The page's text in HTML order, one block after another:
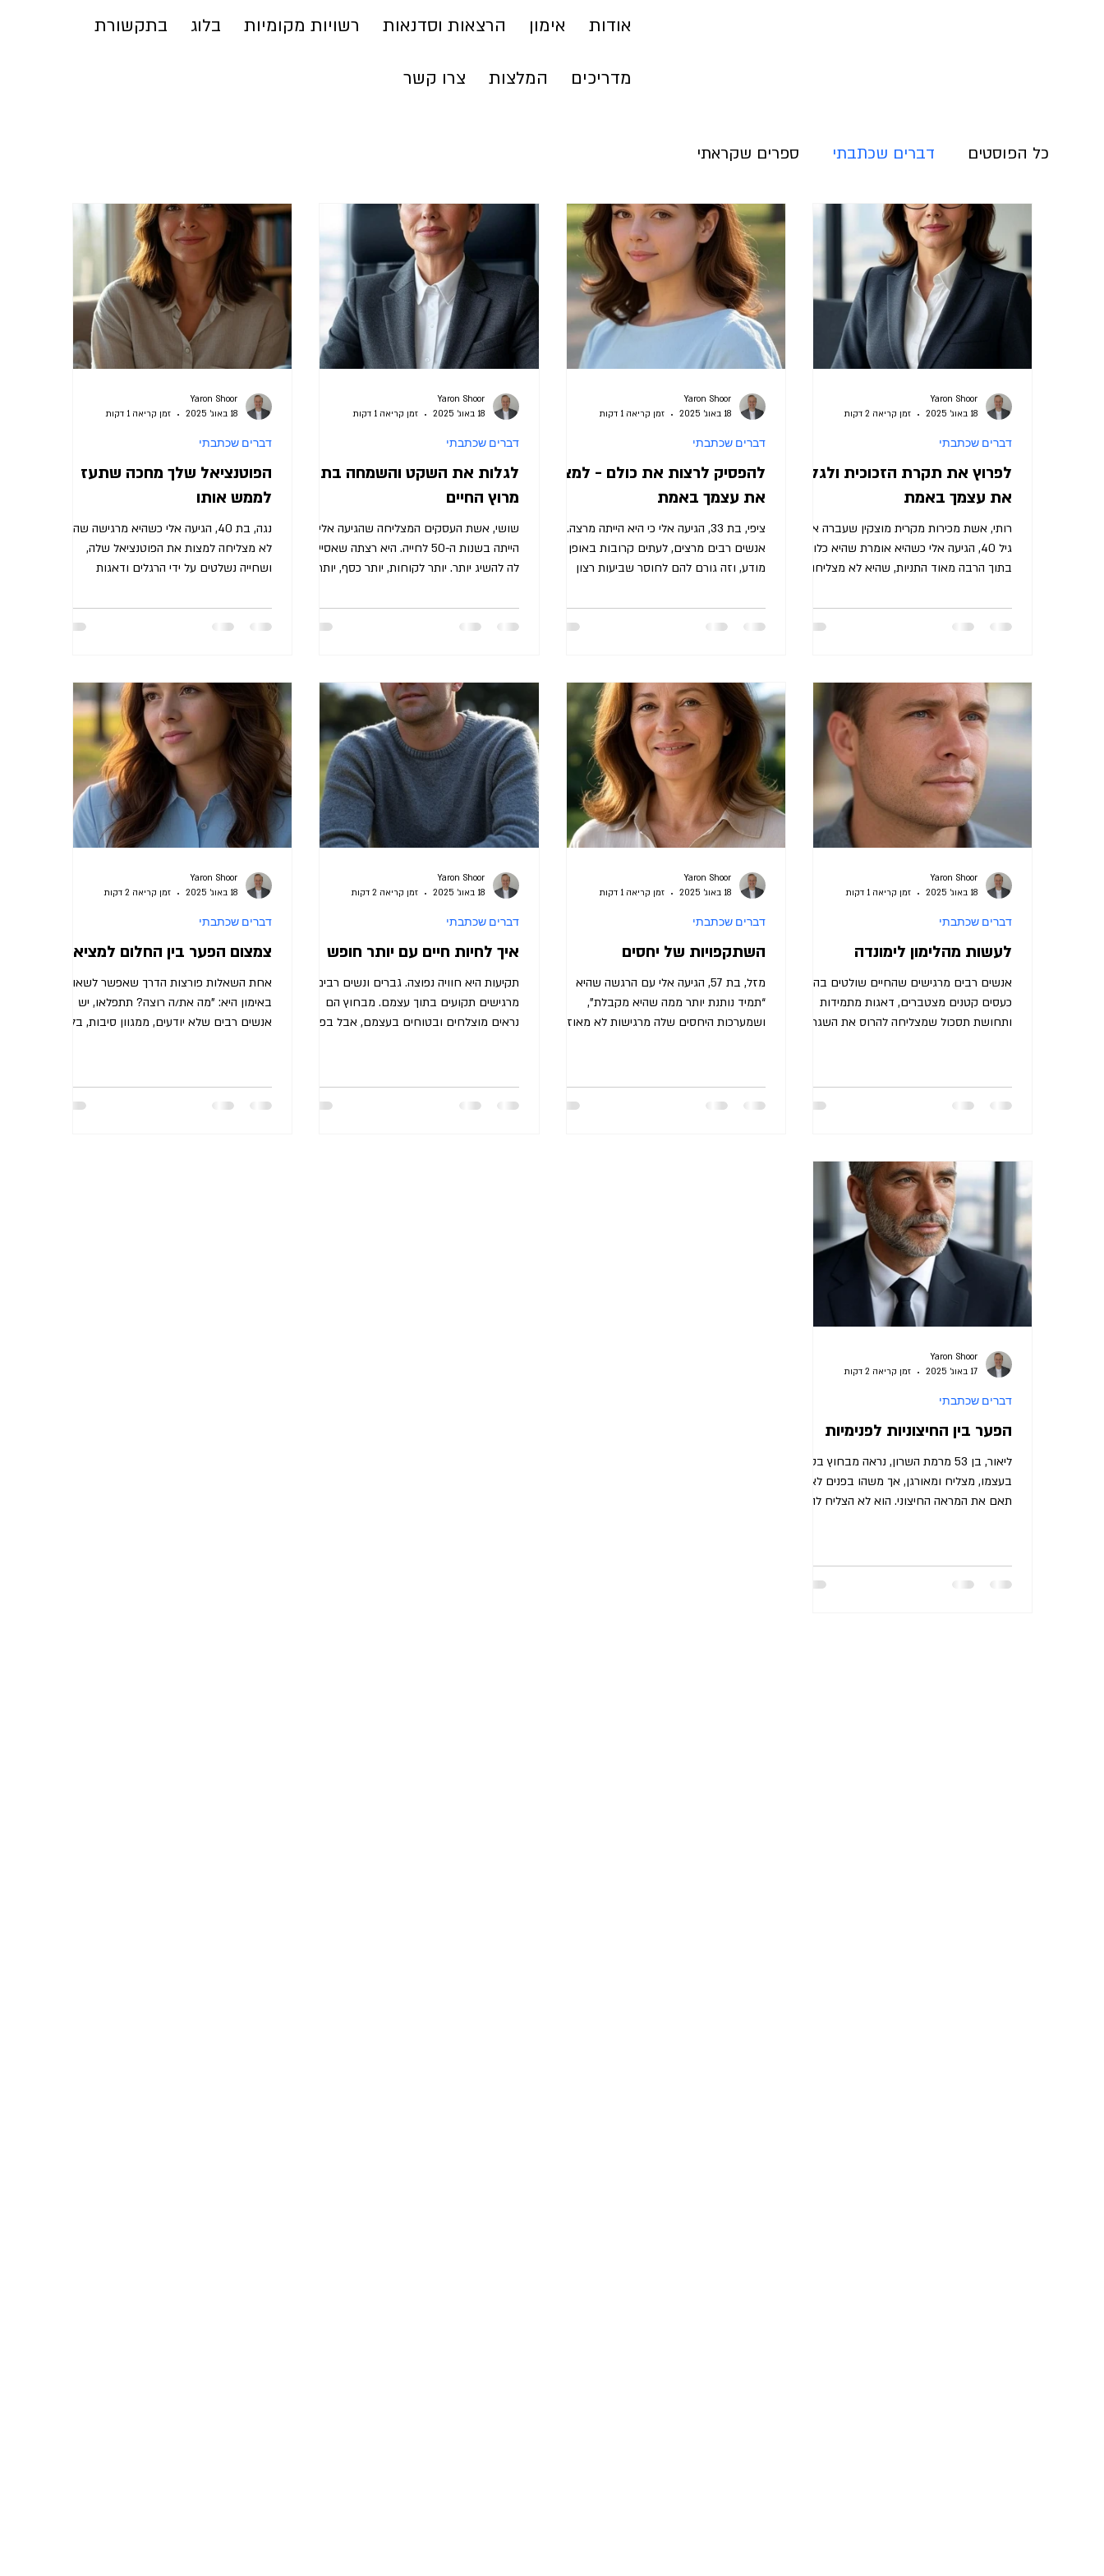
אודות אימון הרצאות וסדנאות רשויות מקומיות בלוג בתקשורת
מדריכים המלצות צרו קשר
כל הפוסטים דברים שכתבתי ספרים שקראתי
לפרוץ את תקרת הזכוכית ולגלות
את עצמך באמת
רותי, אשת מכירות מקרית מוצקין שעברה את
גיל 40, הגיעה אלי כשהיא אומרת שהיא כלואה
בתוך הרבה מאוד התניות, שהיא לא מצליחה
דברים שכתבתי
Yaron Shoor
18 באוג׳ 2025
זמן קריאה 2 דקות
להפסיק לרצות את כולם - למצוא
את עצמך באמת
ציפי, בת 33, הגיעה אלי כי היא הייתה מרצה.
אנשים רבים מרצים, לעתים קרובות באופן לא
מודע, וזה גורם להם לחוסר שביעות רצון
דברים שכתבתי
Yaron Shoor
18 באוג׳ 2025
זמן קריאה 1 דקות
לגלות את השקט והשמחה בתוך
מרוץ החיים
שושי, אשת העסקים המצליחה שהגיעה אלי,
הייתה בשנות ה-50 לחייה. היא רצתה שאסייע
לה להשיג יותר. יותר לקוחות, יותר כסף, יותר
דברים שכתבתי
Yaron Shoor
18 באוג׳ 2025
זמן קריאה 1 דקות
הפוטנציאל שלך מחכה שתעז
לממש אותו
נגה, בת 40, הגיעה אלי כשהיא מרגישה שהיא
לא מצליחה למצות את הפוטנציאל שלה,
ושחייה נשלטים על ידי הרגלים ודאגות
דברים שכתבתי
Yaron Shoor
18 באוג׳ 2025
זמן קריאה 1 דקות
לעשות מהלימון לימונדה
אנשים רבים מרגישים שהחיים שולטים בהם -
כעסים קטנים מצטברים, דאגות מתמידות
ותחושת תסכול שמצליחה להרוס את השגרה
דברים שכתבתי
Yaron Shoor
18 באוג׳ 2025
זמן קריאה 1 דקות
השתקפויות של יחסים
מזל, בת 57, הגיעה אלי עם הרגשה שהיא
“תמיד נותנת יותר ממה שהיא מקבלת”,
ושמערכות היחסים שלה מרגישות לא מאוזנות.
דברים שכתבתי
Yaron Shoor
18 באוג׳ 2025
זמן קריאה 1 דקות
איך לחיות חיים עם יותר חופש
תקיעות היא חוויה נפוצה. גברים ונשים רבים
מרגישים תקועים בתוך עצמם. מבחוץ הם
נראים מוצלחים ובטוחים בעצמם, אבל בפנים
דברים שכתבתי
Yaron Shoor
18 באוג׳ 2025
זמן קריאה 2 דקות
צמצום הפער בין החלום למציאות
אחת השאלות פורצות הדרך שאפשר לשאול
באימון היא: "מה את/ה רוצה? תתפלאו, יש
אנשים רבים שלא יודעים, ממגוון סיבות, בלי
דברים שכתבתי
Yaron Shoor
18 באוג׳ 2025
זמן קריאה 2 דקות
הפער בין החיצוניות לפנימיות
ליאור, בן 53 מרמת השרון, נראה מבחוץ בטוח
בעצמו, מצליח ומאורגן, אך משהו בפנים לא
תאם את המראה החיצוני. הוא לא הצליח להבין
דברים שכתבתי
Yaron Shoor
17 באוג׳ 2025
זמן קריאה 2 דקות